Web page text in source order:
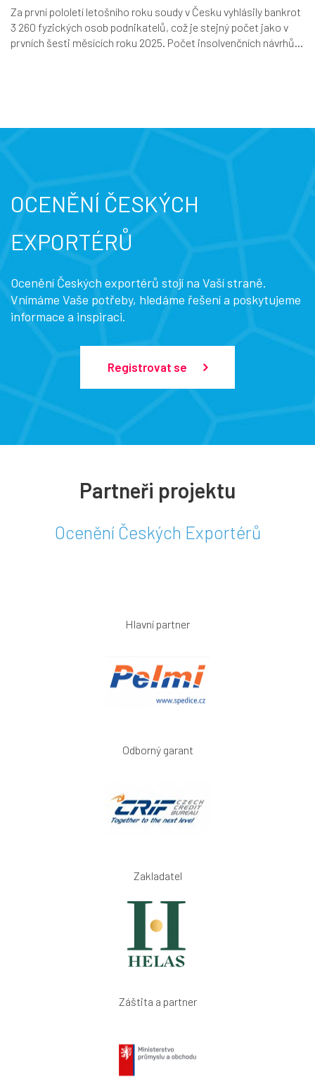
Za první pololetí letošního roku soudy v Česku vyhlásily bankrot
3 260 fyzických osob podnikatelů, což je stejný počet jako v
prvních šesti měsících roku 2025. Počet insolvenčních návrhů...
OCENĚNÍ ČESKÝCH
EXPORTÉRŮ
Ocenění Českých exportérů stojí na Vaší straně.
Vnímáme Vaše potřeby, hledáme řešení a poskytujeme
informace a inspiraci.
Registrovat se
Partneři projektu
Ocenění Českých Exportérů
Hlavní partner
Odborný garant
Zakladatel
Záštita a partner